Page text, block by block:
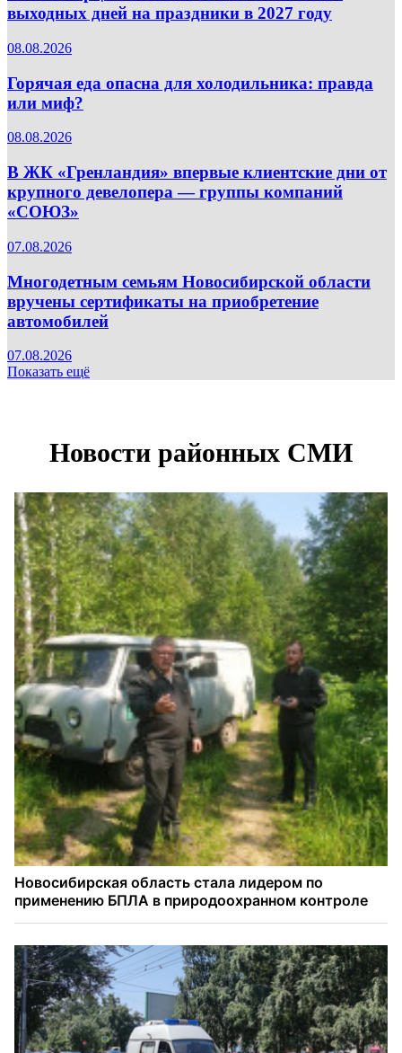
выходных дней на праздники в 2027 году
08.08.2026
Горячая еда опасна для холодильника: правда
или миф?
08.08.2026
В ЖК «Гренландия» впервые клиентские дни от
крупного девелопера — группы компаний
«СОЮЗ»
07.08.2026
Многодетным семьям Новосибирской области
вручены сертификаты на приобретение
автомобилей
07.08.2026
Показать ещё